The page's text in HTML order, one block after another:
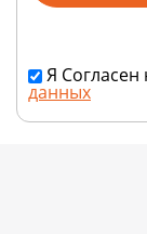
Я Согласен
данных